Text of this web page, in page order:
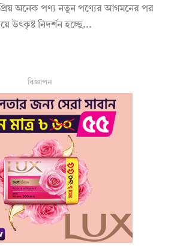
অনেক পণ্য নতুন পণ্যের আগমনের পর
উৎকৃষ্ট নিদর্শন হচ্ছে...
বিজ্ঞাপন